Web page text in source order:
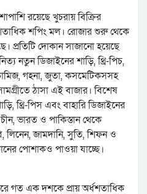
রয়েছে খুচরায় বিক্রির
শপিং মল। রোজার শুরু থেকে
প্রতিটি দোকান সাজানো হয়েছে
নতুন ডিজাইনের শাড়ি, থ্রি-পিচ,
কামিজ, গহনা, জুতা, কসমেটিকসসহ
ঠাসা এই বাজার। বিশেষ
থ্রি-পিস এবং বাহারি ডিজাইনের
ভারত ও পাকিস্তান থেকে
লিনেন, জামদানি, সুতি, শিফন ও
পোশাকও পাওয়া যাচ্ছে।
গত এক দশকে প্রায় অর্ধশতাধিক